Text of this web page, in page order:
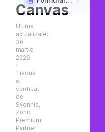
Canvas
Ultima
actualizare:
30
martie
2026
·
Tradus
si
verificat
de
Svennis,
Zoho
Premium
Partner